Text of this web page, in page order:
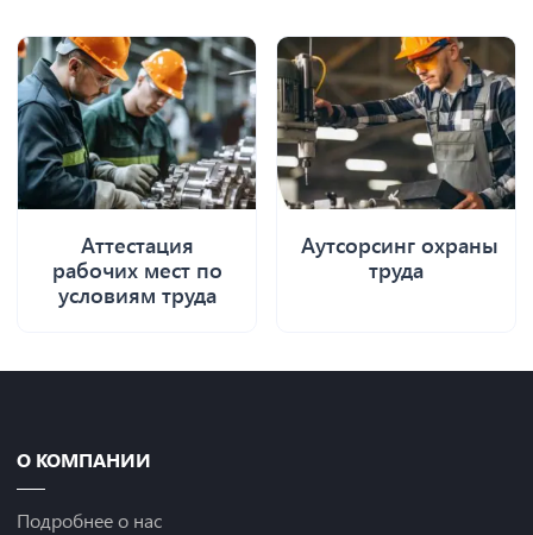
Аттестация
рабочих мест по
условиям труда
Аутсорсинг охраны
труда
О КОМПАНИИ
Подробнее о нас